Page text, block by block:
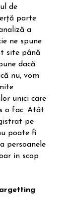
de
parte
a
ne spune
site până
dacă
nu, vom
unici care
o fac. Atât
pe
poate fi
persoanele
in scop